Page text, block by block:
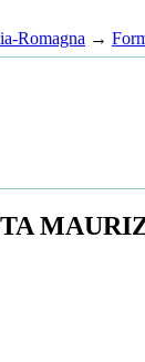
Romagna →